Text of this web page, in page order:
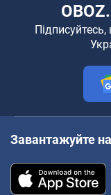
Завантажуйте